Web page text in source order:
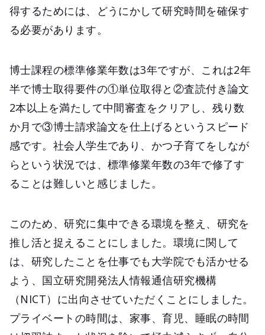
得するためには、どうにかして研究時間を確保す
る必要があります。
博士課程の標準修業年数は3年ですが、これは2年
半で博士取得要件の①単位取得と②査読付き論文
2本以上を満たして中間審査をクリアし、残り数
か月で③博士請求論文を仕上げるというスピード
感です。社会人学生であり、かつ子育てをしなが
らという状況では、標準修業年数の3年で修了す
ることは難しいと感じました。
このため、研究に集中できる環境を整え、研究を
推し活と捉えることにしました。環境に関して
は、研究したことを仕事でも大学院でも活かせる
よう、国立研究開発法人情報通信研究機構
（NICT）に出向させていただくことにしました。
プライベートの時間は、家事、育児、睡眠の時間